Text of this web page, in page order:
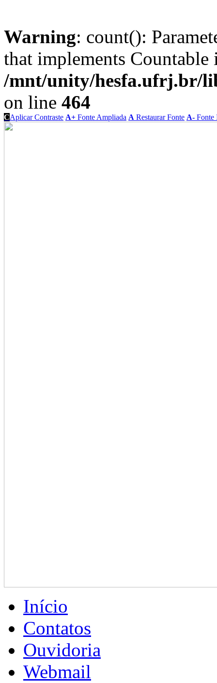
Warning: count():
that implements Countable
/mnt/unity/hesfa.ufrj.br/
on line 464
CAplicar Contraste A+ Fonte Ampliada A Restaurar Fonte A- Fonte
Início
Contatos
Ouvidoria
Webmail